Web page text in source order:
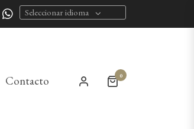
Seleccionar idioma
Contacto 0